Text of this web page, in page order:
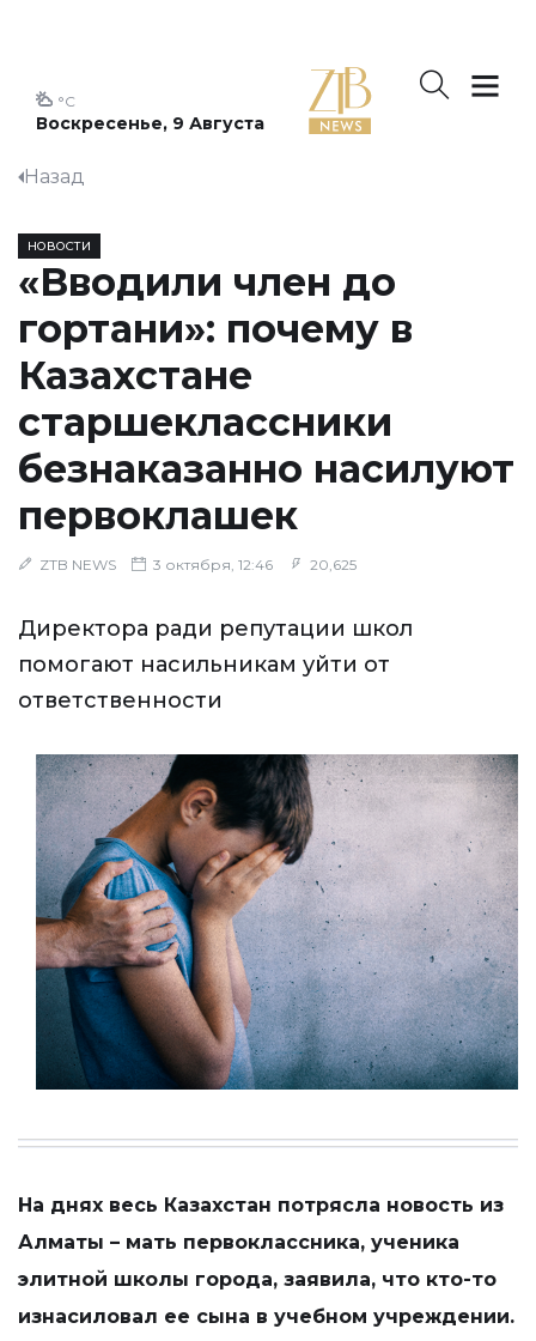
Воскресенье, 9 Августа
°C
Назад
НОВОСТИ
«Вводили член до
гортани»: почему в
Казахстане
старшеклассники
безнаказанно насилуют
первоклашек
ZTB NEWS 3 октября, 12:46 20,625
Директора ради репутации школ
помогают насильникам уйти от
ответственности
На днях весь Казахстан потрясла новость из
Алматы – мать первоклассника, ученика
элитной школы города, заявила, что кто-то
изнасиловал ее сына в учебном учреждении.